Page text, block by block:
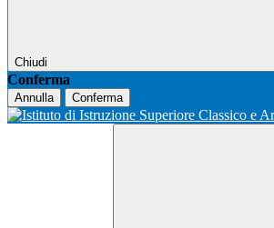
Chiudi
Conferma
Annulla Conferma